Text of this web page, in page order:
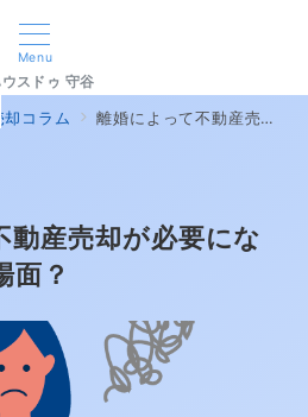
Menu
スドゥ 守谷
却コラム 離婚によって不動産売却が必要になるのはどんな場面？
動産売却が必要にな
面？